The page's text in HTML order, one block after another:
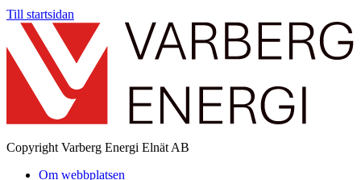
Till startsidan
Copyright Varberg Energi Elnät AB
Om webbplatsen